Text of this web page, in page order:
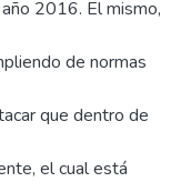
2016. El mismo,
de normas
que dentro de
el cual está